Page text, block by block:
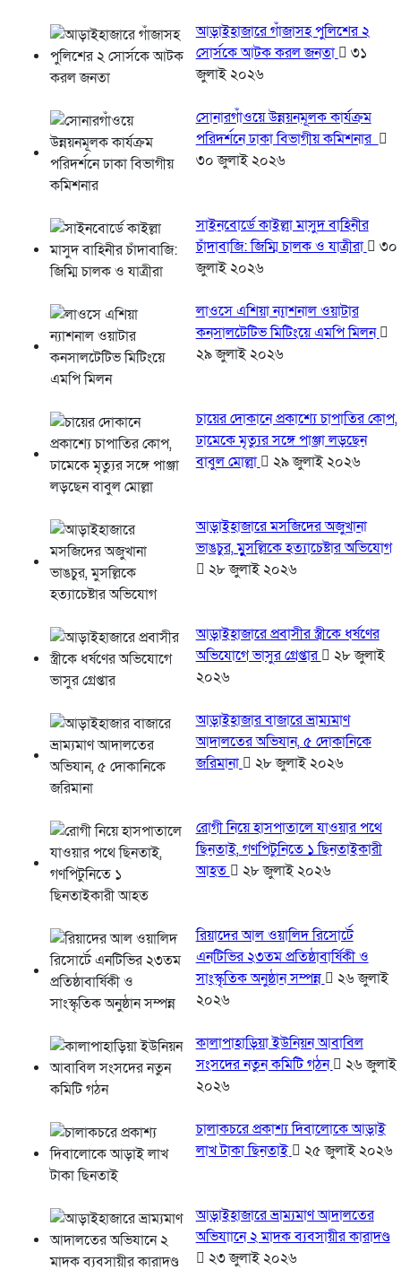
আড়াইহাজারে গাঁজাসহ পুলিশের ২
সোর্সকে আটক করল জনতা
৩১
জুলাই ২০২৬
সোনারগাঁওয়ে উন্নয়নমূলক কার্যক্রম
পরিদর্শনে ঢাকা বিভাগীয় কমিশনার
৩০ জুলাই ২০২৬
সাইনবোর্ডে কাইল্লা মাসুদ বাহিনীর
চাঁদাবাজি: জিম্মি চালক ও যাত্রীরা
৩০
জুলাই ২০২৬
লাওসে এশিয়া ন্যাশনাল ওয়াটার
কনসালটেটিভ মিটিংয়ে এমপি মিলন
২৯ জুলাই ২০২৬
চায়ের দোকানে প্রকাশ্যে চাপাতির কোপ,
ঢামেকে মৃত্যুর সঙ্গে পাঞ্জা লড়ছেন
বাবুল মোল্লা
২৯ জুলাই ২০২৬
আড়াইহাজারে মস‌জি‌দের অজুখানা
ভাঙচুর, মুসল্লিকে হত্যাচেষ্টার অভিযোগ
২৮ জুলাই ২০২৬
আড়াইহাজারে প্রবাসীর স্ত্রীকে ধর্ষণের
অভিযোগে ভাসুর গ্রেপ্তার
২৮ জুলাই
২০২৬
আড়াইহাজার বাজারে ভ্রাম্যমাণ
আদালতের অভিযান, ৫ দোকানিকে
জরিমানা
২৮ জুলাই ২০২৬
রোগী নিয়ে হাসপাতালে যাওয়ার পথে
ছিনতাই, গণপিটুনিতে ১ ছিনতাইকারী
আহত
২৮ জুলাই ২০২৬
রিয়াদের আল ওয়ালিদ রিসোর্টে
এনটিভির ২৩তম প্রতিষ্ঠাবার্ষিকী ও
সাংস্কৃতিক অনুষ্ঠান সম্পন্ন
২৬ জুলাই
২০২৬
কালাপাহাড়িয়া ইউনিয়ন আবাবিল
সংসদের নতুন কমিটি গঠন
২৬ জুলাই
২০২৬
চালাকচরে প্রকাশ্য দিবালোকে আড়াই
লাখ টাকা ছিনতাই
২৫ জুলাই ২০২৬
আড়াইহাজারে ভ্রাম্যমাণ আদালতের
অভিযানে ২ মাদক ব্যবসায়ীর কারাদণ্ড
২৩ জুলাই ২০২৬